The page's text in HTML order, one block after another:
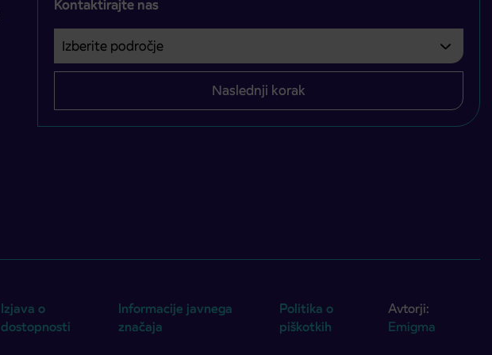
Kontaktirajte nas
Izberite področje
Področje je obvezno izbrati.
Naslednji korak
Izjava o
dostopnosti
Informacije javnega
značaja
Politika o
piškotkih
Avtorji:
Emigma